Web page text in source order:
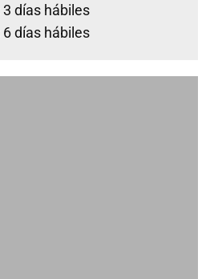
3 días hábiles
6 días hábiles